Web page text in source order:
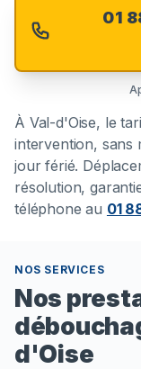
01
À Val-d'Oise, le
intervention, sans
jour férié.
résolution,
téléphone au 01
NOS SERVICES
Nos
d'Oise